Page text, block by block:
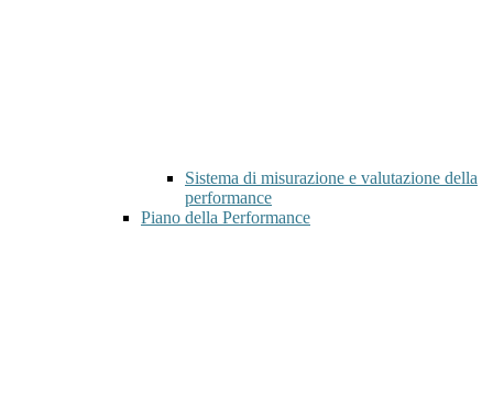
Sistema di misurazione e valutazione della
performance
Piano della Performance